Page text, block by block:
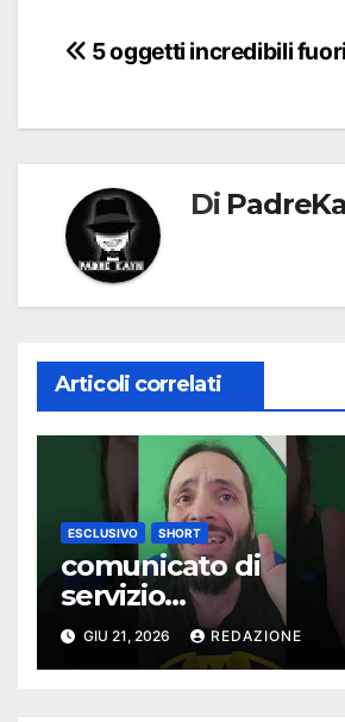
Navigazione
5 oggetti incredibili
Di
Articoli correlati
ESCLUSIVO SHORT
comunicato di
servizio…
GIU 21, 2026 REDAZIONE